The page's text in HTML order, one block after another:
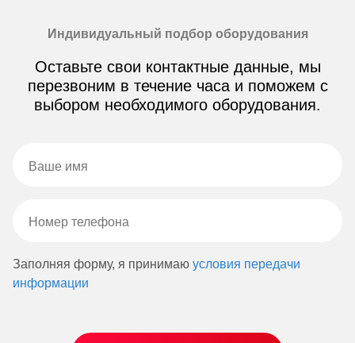
Индивидуальный подбор оборудования
Оставьте свои контактные данные, мы
перезвоним в течение часа и поможем с
выбором необходимого оборудования.
Заполняя форму, я принимаю условия передачи
информации